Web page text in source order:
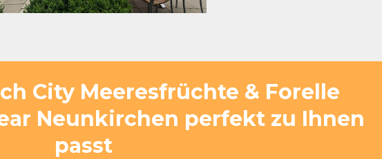
City Meeresfrüchte & Forelle
Neunkirchen perfekt zu Ihnen
passt